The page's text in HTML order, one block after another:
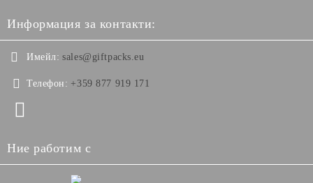
Информация за контакти:
Имейл: sales@giftpacks.eu
Телефон: +359 877 919 171
Ние работим с